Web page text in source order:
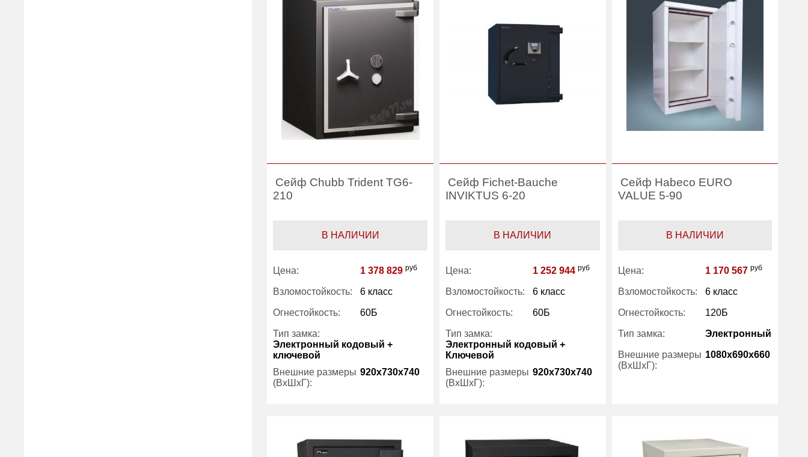
Производитель: Fichet-Bauche
Категория:
Сейфы 6 класса
защиты
Внутренний объем
168
Производитель:
Сейфы 6 класса
Сейф Chubb Trident TG6-
210
В НАЛИЧИИ
Цена: 1 378 829 руб
Взломостойкость: 6 класс
Огнестойкость: 60Б
Тип замка:
Электронный кодовый +
ключевой
Внешние размеры
(ВхШхГ):
920x730x740
Вес (кг): 880
Сейф Fichet-Bauche
INVIKTUS 6-20
В НАЛИЧИИ
Цена: 1 252 944 руб
Взломостойкость: 6 класс
Огнестойкость: 60Б
Тип замка:
Электронный кодовый +
Ключевой
Внешние размеры
(ВхШхГ):
920x730x740
Сейф Habeco EURO
VALUE 5-90
В НАЛИЧИИ
Цена: 1 170 567 руб
Взломостойкость: 6 класс
Огнестойкость: 120Б
Тип замка: Электронный
Внешние размеры
(ВхШхГ):
1080x690x660
Внутренний объем
180